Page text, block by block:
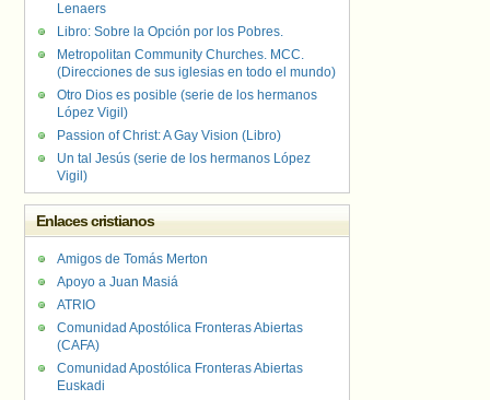
Lenaers
Libro: Sobre la Opción por los Pobres.
Metropolitan Community Churches. MCC.
(Direcciones de sus iglesias en todo el mundo)
Otro Dios es posible (serie de los hermanos
López Vigil)
Passion of Christ: A Gay Vision (Libro)
Un tal Jesús (serie de los hermanos López
Vigil)
Enlaces cristianos
Amigos de Tomás Merton
Apoyo a Juan Masiá
ATRIO
Comunidad Apostólica Fronteras Abiertas
(CAFA)
Comunidad Apostólica Fronteras Abiertas
Euskadi